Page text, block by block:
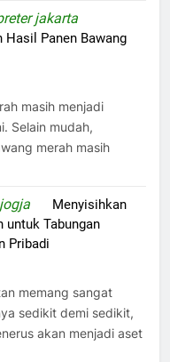
jakarta
Hasil Panen Bawang
masih menjadi
Selain mudah,
merah masih
Menyisihkan
untuk Tabungan
Pribadi
memang sangat
sedikit demi sedikit,
akan menjadi aset